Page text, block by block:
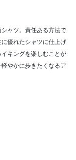
ャツ。責任ある方法で
優れたシャツに仕上げ
キングを楽しむことが
やかに歩きたくなるア